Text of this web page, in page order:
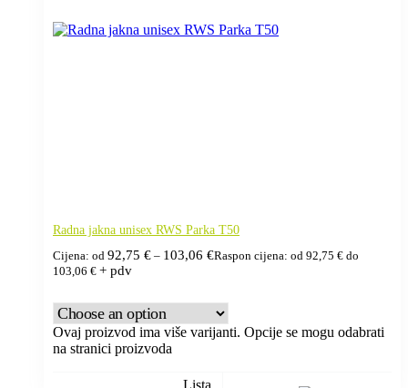
Radna jakna unisex RWS Parka T50
Cijena: od 92,75 € – 103,06 €Raspon cijena: od 92,75 € do
103,06 € + pdv
Ovaj proizvod ima više varijanti. Opcije se mogu odabrati
na stranici proizvoda